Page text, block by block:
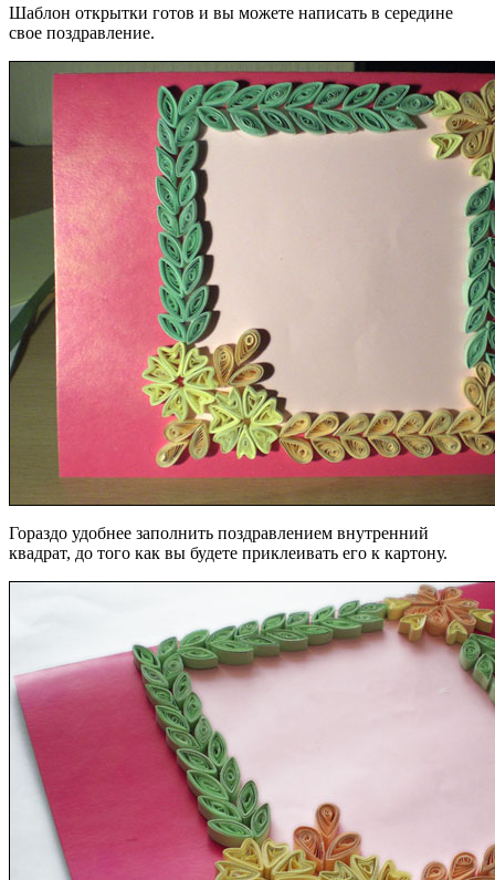
Шаблон открытки готов и вы можете написать в середине
свое поздравление.
Гораздо удобнее заполнить поздравлением внутренний
квадрат, до того как вы будете приклеивать его к картону.